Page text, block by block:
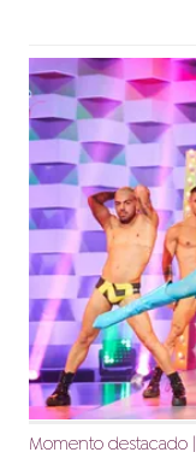
Momento destacado